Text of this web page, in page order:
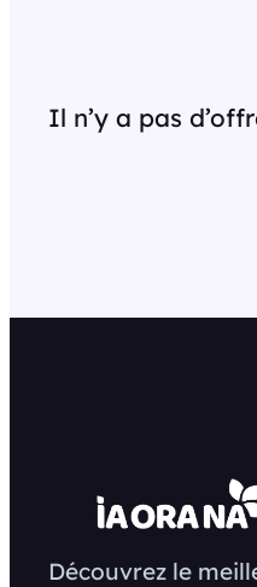
Il n’y a pas
Découvrez le